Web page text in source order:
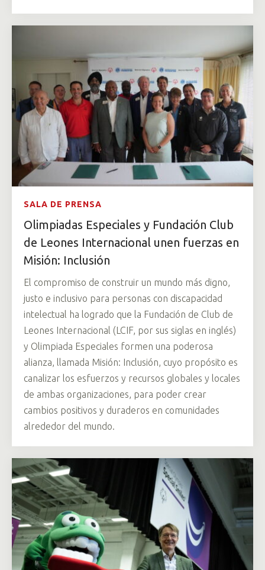
SALA DE PRENSA
Olimpiadas Especiales y Fundación Club
de Leones Internacional unen fuerzas en
Misión: Inclusión
El compromiso de construir un mundo más digno,
justo e inclusivo para personas con discapacidad
intelectual ha logrado que la Fundación de Club de
Leones Internacional (LCIF, por sus siglas en inglés)
y Olimpiada Especiales formen una poderosa
alianza, llamada Misión: Inclusión, cuyo propósito es
canalizar los esfuerzos y recursos globales y locales
de ambas organizaciones, para poder crear
cambios positivos y duraderos en comunidades
alrededor del mundo.